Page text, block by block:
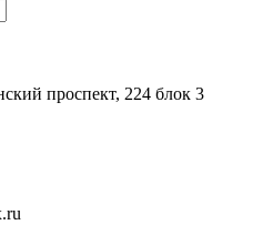
проспект, 224 блок 3